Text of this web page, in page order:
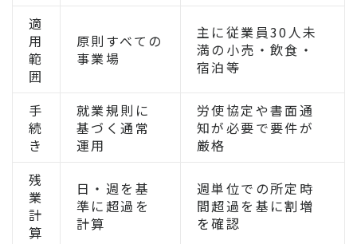
適
用
範
囲
原則すべての
事業場
主に従業員30人未
満の小売・飲食・
宿泊等
手
続
き
就業規則に
基づく通常
運用
労使協定や書面通
知が必要で要件が
厳格
残
業
計
算
日・週を基
準に超過を
計算
週単位での所定時
間超過を基に割増
を確認